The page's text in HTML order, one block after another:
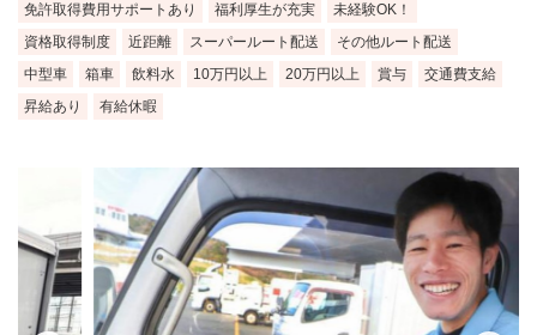
免許取得費用サポートあり
福利厚生が充実
未経験OK！
資格取得制度
近距離 スーパールート配送
その他ルート配送
中型車
箱車 飲料水 10万円以上 20万円以上 賞与
交通費支給
昇給あり
有給休暇